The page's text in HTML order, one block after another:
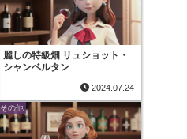
麗しの特級畑 リュショット・
シャンベルタン
2024.07.24
その他